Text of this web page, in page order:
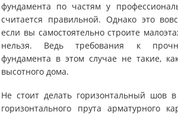
фундамента по частям у
считается правильной. Однако это
если вы самостоятельно строите
нельзя. Ведь требования к
фундамента в этом случае не такие,
высотного дома.
Не стоит делать горизонтальный шов
горизонтального прута арматурного